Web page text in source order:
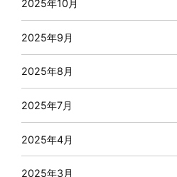
2025年10月
2025年9月
2025年8月
2025年7月
2025年4月
2025年3月